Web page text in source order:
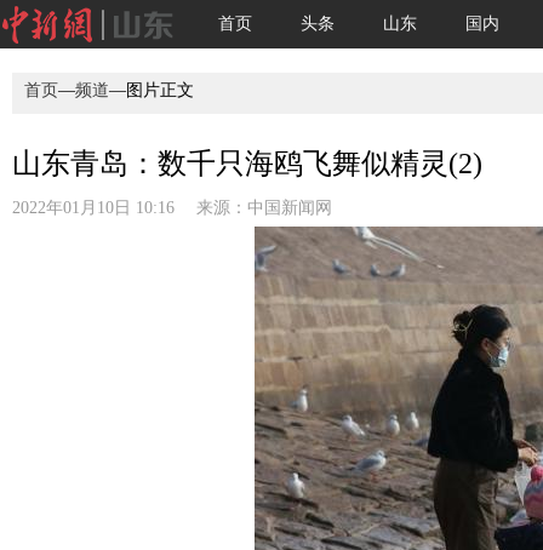
首页 头条 山东 国内
首页—频道—图片正文
山东青岛：数千只海鸥飞舞似精灵(2)
2022年01月10日 10:16 来源： 中国新闻网